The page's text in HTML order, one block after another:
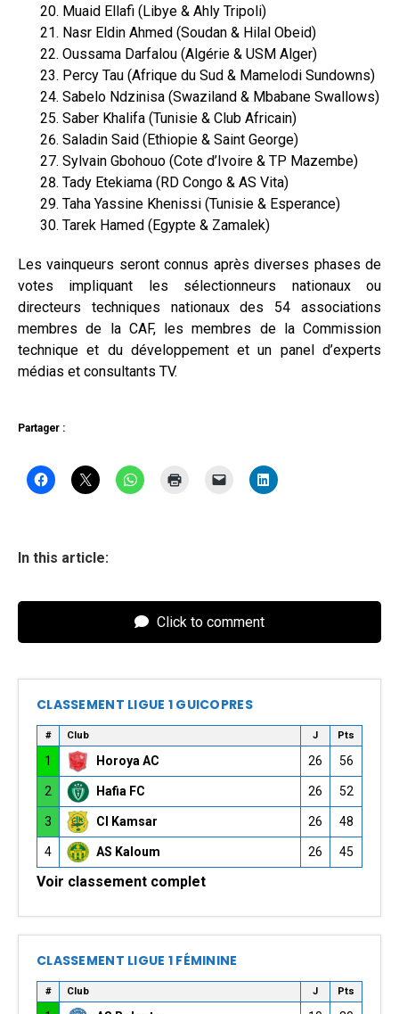
Muaid Ellafi (Libye & Ahly Tripoli)
Nasr Eldin Ahmed (Soudan & Hilal Obeid)
Oussama Darfalou (Algérie & USM Alger)
Percy Tau (Afrique du Sud & Mamelodi Sundowns)
Sabelo Ndzinisa (Swaziland & Mbabane Swallows)
Saber Khalifa (Tunisie & Club Africain)
Saladin Said (Ethiopie & Saint George)
Sylvain Gbohouo (Cote d’Ivoire & TP Mazembe)
Tady Etekiama (RD Congo & AS Vita)
Taha Yassine Khenissi (Tunisie & Esperance)
Tarek Hamed (Egypte & Zamalek)
Les vainqueurs seront connus après diverses phases de
votes impliquant les sélectionneurs nationaux ou
directeurs techniques nationaux des 54 associations
membres de la CAF, les membres de la Commission
technique et du développement et un panel d’experts
médias et consultants TV.
Partager :
In this article:
Click to comment
CLASSEMENT LIGUE 1 GUICOPRES
# Club J Pts
1 Horoya AC 26 56
2 Hafia FC 26 52
3 CI Kamsar 26 48
4 AS Kaloum 26 45
Voir classement complet
CLASSEMENT LIGUE 1 FÉMININE
# Club J Pts